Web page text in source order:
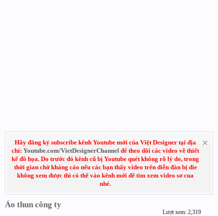
Hãy đăng ký subscribe kênh Youtube mới của Việt Designer tại địa
chỉ: Youtube.com/VietDesignerChannel để theo dõi các video về thiết
kế đồ họa. Do trước đó kênh cũ bị Youtube quét không rõ lý do, trong
thời gian chờ kháng cáo nếu các bạn thấy video trên diễn đàn bị die
không xem được thì có thể vào kênh mới để tìm xem video sơ cua
nhé.
Áo thun công ty
Lượt xem: 2,319